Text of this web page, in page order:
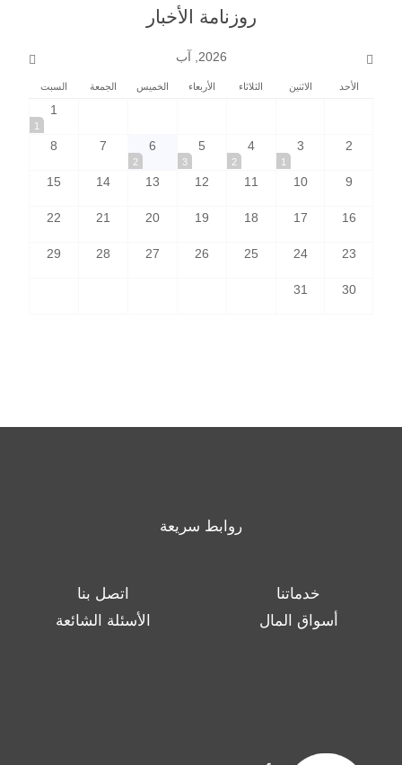
روزنامة الأخبار
2026, آب
الأحد الاثنين الثلاثاء الأربعاء الخميس الجمعة السبت
1
1
2
3
1
4
2
5
3
6
2
7
8
9
10
11
12
13
14
15
16
17
18
19
20
21
22
23
24
25
26
27
28
29
30
31
روابط سريعة
خدماتنا
اتصل بنا
أسواق المال
الأسئلة الشائعة